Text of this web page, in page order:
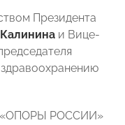
Президента
и Вице-
«ОПОРЫ РОССИИ»